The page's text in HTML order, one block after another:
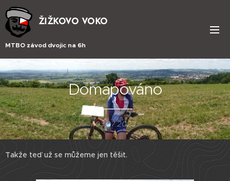
ŽIŽKOVO VOKO
MTBO závod dvojic na 6h
Domapováno
03.07.2023
Takže teď už se můžeme jen těšit.